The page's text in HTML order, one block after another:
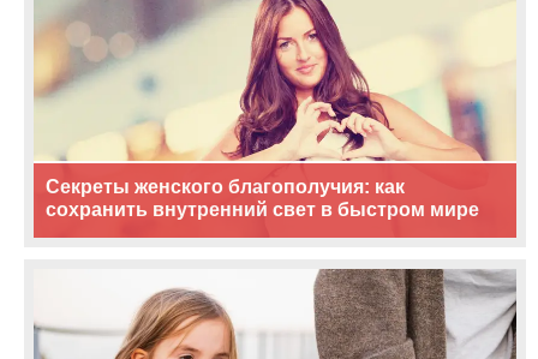
Секреты женского благополучия: как
сохранить внутренний свет в быстром мире